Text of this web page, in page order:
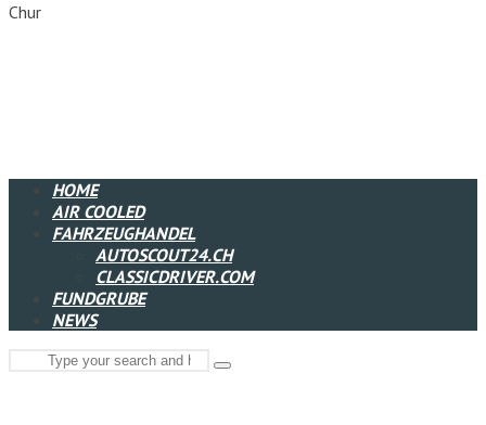
Chur
HOME
AIR COOLED
FAHRZEUGHANDEL
AUTOSCOUT24.CH
CLASSICDRIVER.COM
FUNDGRUBE
NEWS
Search
Type